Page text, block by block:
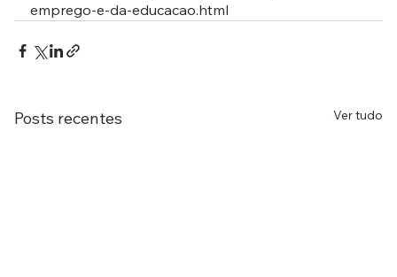
emprego-e-da-educacao.html
Posts recentes Ver tudo